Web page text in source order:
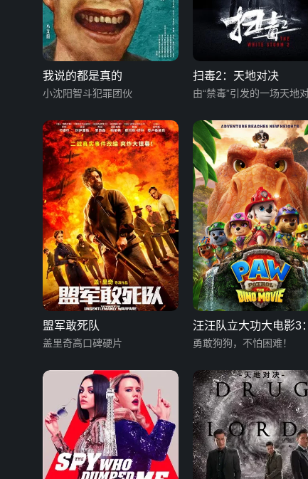
我说的都是真的
小沈阳智斗犯罪团伙
扫毒2：天地对决
由“禁毒”引发的一场天地
盟军敢死队
盖里奇高口碑硬片
汪汪队立大功大电影3
闯恐龙岛
勇敢狗狗，不怕困难！